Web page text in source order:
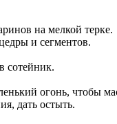
на мелкой терке.
и сегментов.
сотейник.
огонь, чтобы
дать остыть.